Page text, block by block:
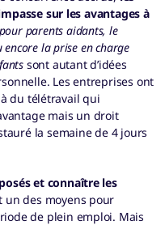
sur les avantages à
parents aidants, le
la prise en charge
sont autant d’idées
Les entreprises ont
du télétravail qui
mais un droit
la semaine de 4 jours
et connaître les
un des moyens pour
de plein emploi. Mais